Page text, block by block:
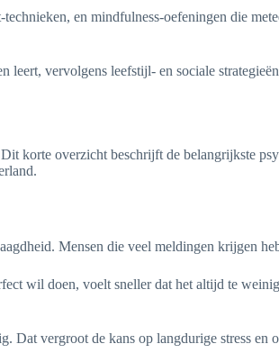
en mindfulness-oefeningen die
vervolgens leefstijl- en sociale
korte overzicht beschrijft de belangrijkste
Mensen die veel meldingen krijgen
wil doen, voelt sneller dat het altijd te
Dat vergroot de kans op langdurige stress en